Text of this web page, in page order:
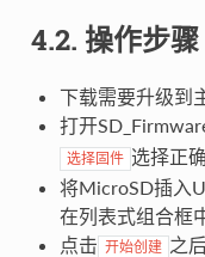
4.2. 操作步骤
下载需要升级到
打开
选择固件 选择正
将MicroSD插入
在列表式组合框
点击 开始创建 之